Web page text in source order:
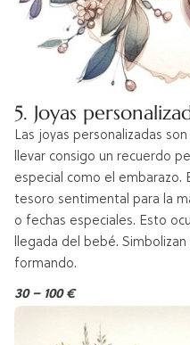
5. Joyas
Las joyas personalizadas
llevar consigo un recuerdo
especial como el embarazo.
tesoro sentimental para la
o fechas especiales. Esto
llegada del bebé.
formando.
30 – 100 €